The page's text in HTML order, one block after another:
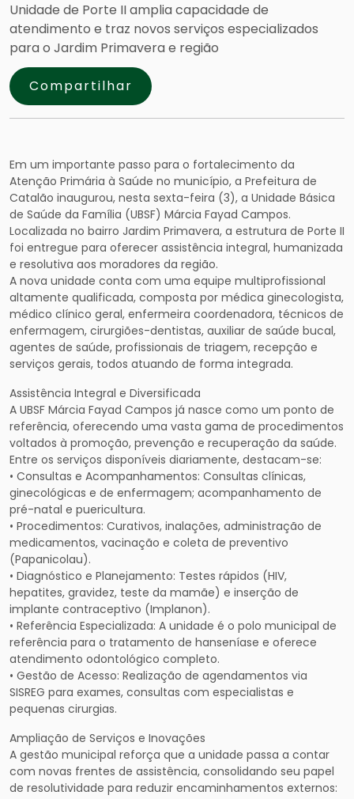
Unidade de Porte II amplia capacidade de
atendimento e traz novos serviços especializados
para o Jardim Primavera e região
Compartilhar
Em um importante passo para o fortalecimento da
Atenção Primária à Saúde no município, a Prefeitura de
Catalão inaugurou, nesta sexta-feira (3), a Unidade Básica
de Saúde da Família (UBSF) Márcia Fayad Campos.
Localizada no bairro Jardim Primavera, a estrutura de Porte II
foi entregue para oferecer assistência integral, humanizada
e resolutiva aos moradores da região.
A nova unidade conta com uma equipe multiprofissional
altamente qualificada, composta por médica ginecologista,
médico clínico geral, enfermeira coordenadora, técnicos de
enfermagem, cirurgiões-dentistas, auxiliar de saúde bucal,
agentes de saúde, profissionais de triagem, recepção e
serviços gerais, todos atuando de forma integrada.
Assistência Integral e Diversificada
A UBSF Márcia Fayad Campos já nasce como um ponto de
referência, oferecendo uma vasta gama de procedimentos
voltados à promoção, prevenção e recuperação da saúde.
Entre os serviços disponíveis diariamente, destacam-se:
• Consultas e Acompanhamentos: Consultas clínicas,
ginecológicas e de enfermagem; acompanhamento de
pré-natal e puericultura.
• Procedimentos: Curativos, inalações, administração de
medicamentos, vacinação e coleta de preventivo
(Papanicolau).
• Diagnóstico e Planejamento: Testes rápidos (HIV,
hepatites, gravidez, teste da mamãe) e inserção de
implante contraceptivo (Implanon).
• Referência Especializada: A unidade é o polo municipal de
referência para o tratamento de hanseníase e oferece
atendimento odontológico completo.
• Gestão de Acesso: Realização de agendamentos via
SISREG para exames, consultas com especialistas e
pequenas cirurgias.
Ampliação de Serviços e Inovações
A gestão municipal reforça que a unidade passa a contar
com novas frentes de assistência, consolidando seu papel
de resolutividade para reduzir encaminhamentos externos: